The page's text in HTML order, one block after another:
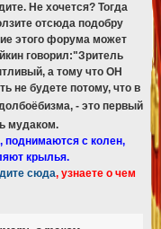
Не хочется? Тогда
отсюда подобру
этого форума может
говорил:"Зритель
а тому что ОН
не будете потому, что в
- это первый
мудаком.
поднимаются с колен,
крылья.
сюда, узнаете о чем